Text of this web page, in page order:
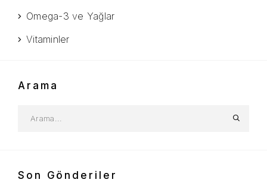
Omega-3 ve Yağlar
Vitaminler
Arama
Son Gönderiler